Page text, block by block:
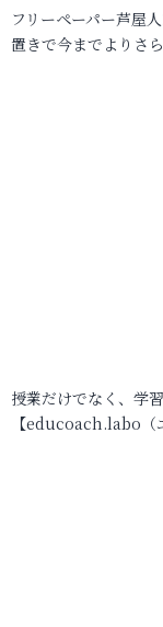
フリーペーパー芦屋
置きで今までよりさ
授業だけでなく、学
【educoach.labo（